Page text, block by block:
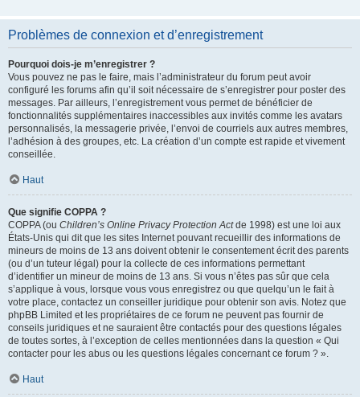
Problèmes de connexion et d’enregistrement
Pourquoi dois-je m’enregistrer ?
Vous pouvez ne pas le faire, mais l’administrateur du forum peut avoir
configuré les forums afin qu’il soit nécessaire de s’enregistrer pour poster des
messages. Par ailleurs, l’enregistrement vous permet de bénéficier de
fonctionnalités supplémentaires inaccessibles aux invités comme les avatars
personnalisés, la messagerie privée, l’envoi de courriels aux autres membres,
l’adhésion à des groupes, etc. La création d’un compte est rapide et vivement
conseillée.
Haut
Que signifie COPPA ?
COPPA (ou Children’s Online Privacy Protection Actde 1998) est une loi aux
États-Unis qui dit que les sites Internet pouvant recueillir des informations de
mineurs de moins de 13 ans doivent obtenir le consentement écrit des parents
(ou d’un tuteur légal) pour la collecte de ces informations permettant
d’identifier un mineur de moins de 13 ans. Si vous n’êtes pas sûr que cela
s’applique à vous, lorsque vous vous enregistrez ou que quelqu’un le fait à
votre place, contactez un conseiller juridique pour obtenir son avis. Notez que
phpBB Limited et les propriétaires de ce forum ne peuvent pas fournir de
conseils juridiques et ne sauraient être contactés pour des questions légales
de toutes sortes, à l’exception de celles mentionnées dans la question « Qui
contacter pour les abus ou les questions légales concernant ce forum ? ».
Haut